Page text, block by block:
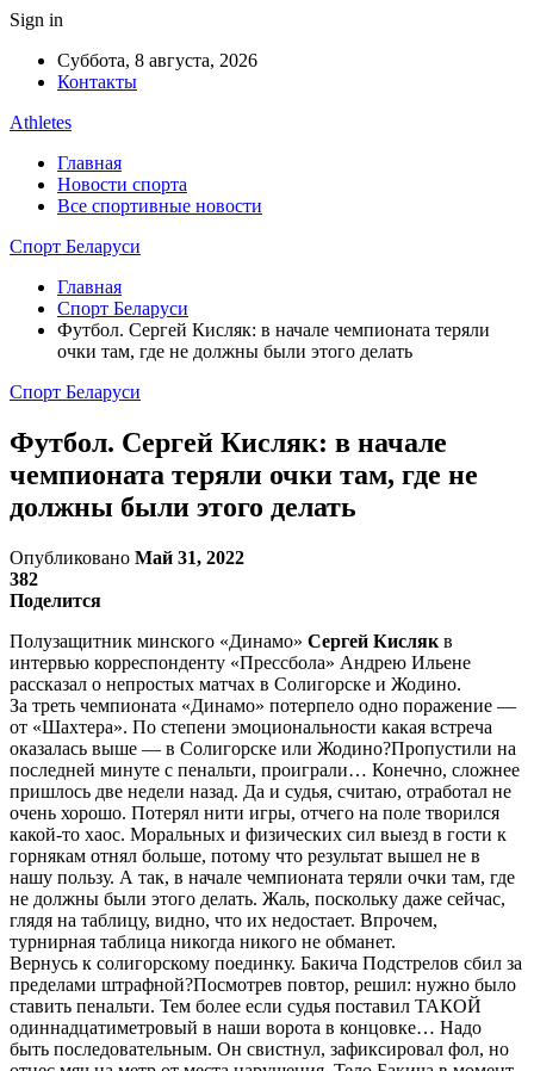
Sign in
Суббота, 8 августа, 2026
Контакты
Athletes
Главная
Новости спорта
Все спортивные новости
Спорт Беларуси
Главная
Спорт Беларуси
Футбол. Сергей Кисляк: в начале чемпионата теряли
очки там, где не должны были этого делать
Спорт Беларуси
Футбол. Сергей Кисляк: в начале
чемпионата теряли очки там, где не
должны были этого делать
Опубликовано Май 31, 2022
382
Поделится
Полузащитник минского «Динамо» Сергей Кисляк в
интервью корреспонденту «Прессбола» Андрею Ильене
рассказал о непростых матчах в Солигорске и Жодино.
За треть чемпионата «Динамо» потерпело одно поражение —
от «Шахтера». По степени эмоциональности какая встреча
оказалась выше — в Солигорске или Жодино?Пропустили на
последней минуте с пенальти, проиграли… Конечно, сложнее
пришлось две недели назад. Да и судья, считаю, отработал не
очень хорошо. Потерял нити игры, отчего на поле творился
какой-то хаос. Моральных и физических сил выезд в гости к
горнякам отнял больше, потому что результат вышел не в
нашу пользу. А так, в начале чемпионата теряли очки там, где
не должны были этого делать. Жаль, поскольку даже сейчас,
глядя на таблицу, видно, что их недостает. Впрочем,
турнирная таблица никогда никого не обманет.
Вернусь к солигорскому поединку. Бакича Подстрелов сбил за
пределами штрафной?Посмотрев повтор, решил: нужно было
ставить пенальти. Тем более если судья поставил ТАКОЙ
одиннадцатиметровый в наши ворота в концовке… Надо
быть последовательным. Он свистнул, зафиксировал фол, но